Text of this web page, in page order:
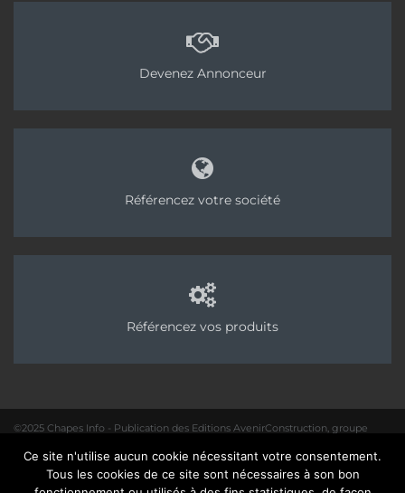
Devenez Annonceur
Référencez votre société
Référencez vos produits
©2025 Chapes Info - Publication des Editions AvenirConstruction, groupe
01 40 31 64 80 |
Rédaction Mentions légales – Politique de confidentialité
Site :Seedcom.fr
Ce site n'utilise aucun cookie nécessitant votre consentement.
Tous les cookies de ce site sont nécessaires à son bon